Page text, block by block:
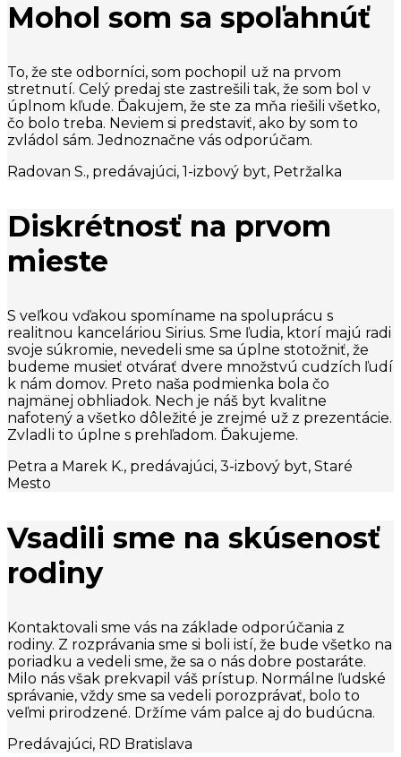
Mohol som sa spoľahnúť
To, že ste odborníci, som pochopil už na prvom
stretnutí. Celý predaj ste zastrešili tak, že som bol v
úplnom kľude. Ďakujem, že ste za mňa riešili všetko,
čo bolo treba. Neviem si predstaviť, ako by som to
zvládol sám. Jednoznačne vás odporúčam.
Radovan S., predávajúci, 1-izbový byt, Petržalka
Diskrétnosť na prvom
mieste
S veľkou vďakou spomíname na spoluprácu s
realitnou kanceláriou Sirius. Sme ľudia, ktorí majú radi
svoje súkromie, nevedeli sme sa úplne stotožniť, že
budeme musieť otvárať dvere množstvú cudzích ľudí
k nám domov. Preto naša podmienka bola čo
najmänej obhliadok. Nech je náš byt kvalitne
nafotený a všetko dôležité je zrejmé už z prezentácie.
Zvladli to úplne s prehľadom. Ďakujeme.
Petra a Marek K., predávajúci, 3-izbový byt, Staré
Mesto
Vsadili sme na skúsenosť
rodiny
Kontaktovali sme vás na základe odporúčania z
rodiny. Z rozprávania sme si boli istí, že bude všetko na
poriadku a vedeli sme, že sa o nás dobre postaráte.
Milo nás však prekvapil váš prístup. Normálne ľudské
správanie, vždy sme sa vedeli porozprávať, bolo to
veľmi prirodzené. Držíme vám palce aj do budúcna.
Predávajúci, RD Bratislava